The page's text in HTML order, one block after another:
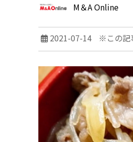
M＆A Online
2021-07-14 ※この記